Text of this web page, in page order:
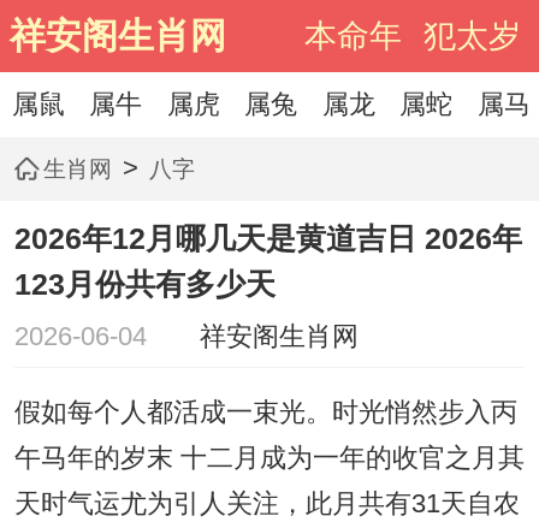
祥安阁生肖网 本命年 犯太岁
属鼠 属牛 属虎 属兔 属龙 属蛇 属马
生肖网 > 八字
2026年12月哪几天是黄道吉日 2026年
123月份共有多少天
2026-06-04 祥安阁生肖网
假如每个人都活成一束光。时光悄然步入丙
午马年的岁末 十二月成为一年的收官之月其
天时气运尤为引人关注，此月共有31天自农